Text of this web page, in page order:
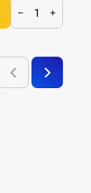
− +